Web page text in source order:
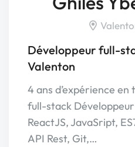
Développeur full-
Valenton
4 ans d’expérience
full-stack
ReactJS, JavaSript,
API Rest, Git,…